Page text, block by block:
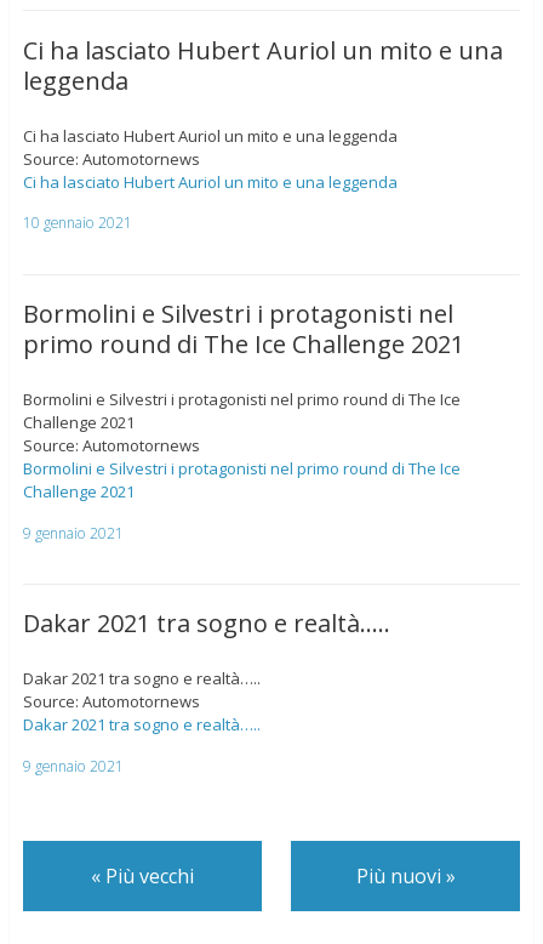
Ci ha lasciato Hubert Auriol un mito e una
leggenda
Ci ha lasciato Hubert Auriol un mito e una leggenda
Source: Automotornews
Ci ha lasciato Hubert Auriol un mito e una leggenda
10 gennaio 2021
Bormolini e Silvestri i protagonisti nel
primo round di The Ice Challenge 2021
Bormolini e Silvestri i protagonisti nel primo round di The Ice
Challenge 2021
Source: Automotornews
Bormolini e Silvestri i protagonisti nel primo round di The Ice
Challenge 2021
9 gennaio 2021
Dakar 2021 tra sogno e realtà…..
Dakar 2021 tra sogno e realtà…..
Source: Automotornews
Dakar 2021 tra sogno e realtà…..
9 gennaio 2021
«Più vecchi Più nuovi »